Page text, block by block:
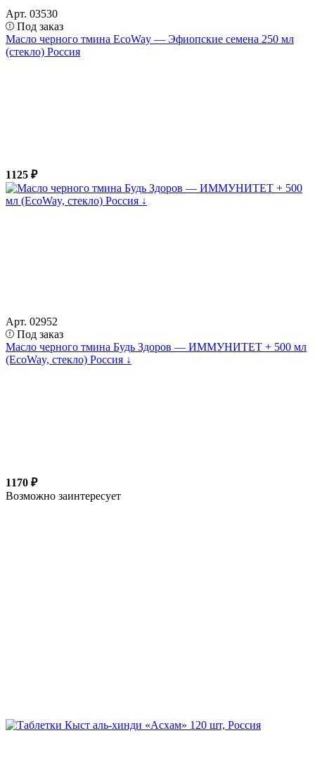
Арт. 03530
Под заказ
Масло черного тмина EcoWay — Эфиопские семена 250 мл
(стекло) Россия
1125 ₽
Арт. 02952
Под заказ
Масло черного тмина Будь Здоров — ИММУНИТЕТ + 500 мл
(EcoWay, стекло) Россия ↓
1170 ₽
Возможно заинтересует